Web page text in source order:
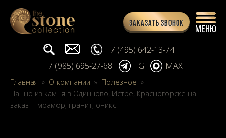
Заказать звонок
Поиск... info@stone-collection.ru
+7 (495) 642-13-74
+7 (985) 695-27-68
TG MAX
Главная » О компании » Полезное »
Панно из камня в Одинцово, Истре, Красногорске на
заказ - мрамор, гранит, оникс